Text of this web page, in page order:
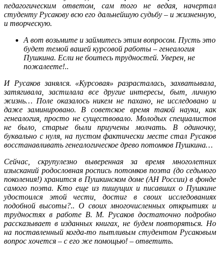
педагогическим ответом, сам того не ведая, начертал
студенту Русакову всю его дальнейшую судьбу – и жизненную,
и творческую.
А вот возьмите и займитесь этим вопросом. Пусть это
будет темой вашей курсовой работы – генеалогия
Пушкина. Если не боитесь трудностей. Уверен, не
пожалеете!..
И Русаков занялся. «Курсовая» разрасталась, захватывала,
затягивала, застилала все другие интересы, быт, личную
жизнь… Поле оказалось никем не пахано, не исследовано и
даже заминировано. В советское время такой науки, как
генеалогия, просто не существовало. Молодых специалистов
не было, старые были приучены молчать. В одиночку,
буквально с нуля, на пустом фактически месте стал Русаков
восстанавливать генеалогическое древо потомков Пушкина…
Сейчас, скрупулезно выверенная за время многолетних
изысканий родословная роспись потомков поэта (до седьмого
поколения!) хранится в Пушкинском доме (АН России) в фонде
самого поэта. Кто еще из пишущих и писавших о Пушкине
удостоился этой чести, достиг в своих исследованиях
подобной высоты?.. О своих многочисленных открытиях и
трудностях в работе В. М. Русаков достаточно подробно
рассказывает в изданных книгах, не будем повторяться. Но
на поставленный когда-то пытливым студентом Русаковым
вопрос хочется – с его же помощью! – ответить.